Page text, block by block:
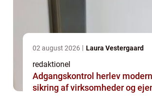
02 august 2026 Laura Vestergaard
redaktionel
Adgangskontrol herlev moderne
sikring af virksomheder og